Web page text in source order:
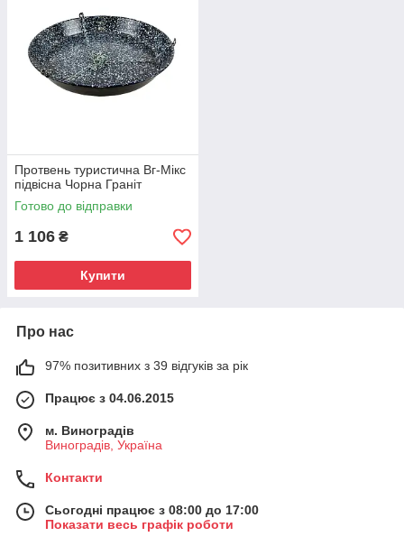
Протвень туристична Вг-Мікс
підвісна Чорна Граніт
Готово до відправки
1 106 ₴
Купити
Про нас
97% позитивних з 39 відгуків за рік
Працює з 04.06.2015
м. Виноградів
Виноградів, Україна
Контакти
Сьогодні працює з 08:00 до 17:00
Показати весь графік роботи